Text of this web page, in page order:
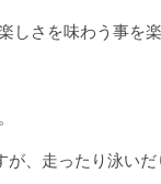
さを味わう事を
、走ったり泳い